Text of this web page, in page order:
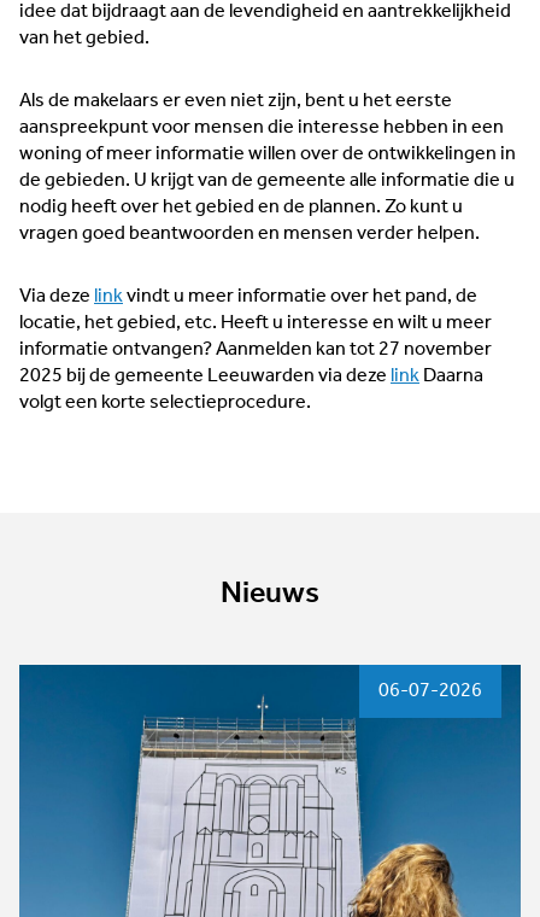
idee dat bijdraagt aan de levendigheid en aantrekkelijkheid
van het gebied.
Als de makelaars er even niet zijn, bent u het eerste
aanspreekpunt voor mensen die interesse hebben in een
woning of meer informatie willen over de ontwikkelingen in
de gebieden. U krijgt van de gemeente alle informatie die u
nodig heeft over het gebied en de plannen. Zo kunt u
vragen goed beantwoorden en mensen verder helpen.
Via deze linkvindt u meer informatie over het pand, de
locatie, het gebied, etc. Heeft u interesse en wilt u meer
informatie ontvangen? Aanmelden kan tot 27 november
2025 bij de gemeente Leeuwarden via deze link Daarna
volgt een korte selectieprocedure.
Nieuws
06-07-2026